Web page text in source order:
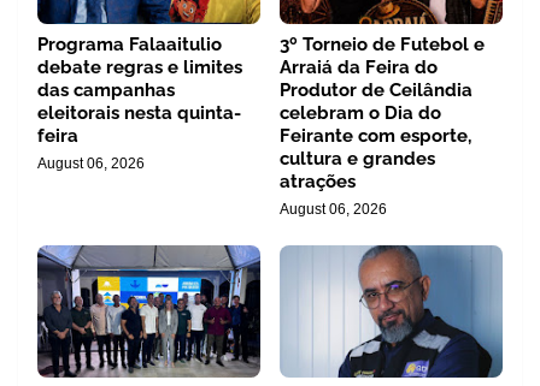
Programa Falaaitulio
debate regras e limites
das campanhas
eleitorais nesta quinta-
feira
August 06, 2026
3º Torneio de Futebol e
Arraiá da Feira do
Produtor de Ceilândia
celebram o Dia do
Feirante com esporte,
cultura e grandes
atrações
August 06, 2026